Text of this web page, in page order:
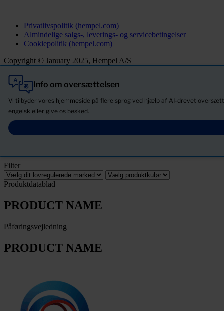
Privatlivspolitik (hempel.com)
Almindelige salgs-, leverings- og servicebetingelser
Cookiepolitik (hempel.com)
Copyright © January 2025, Hempel A/S
Info om oversættelsen
Vi tilbyder vores hjemmeside på flere sprog ved hjælp af AI-drevet
engelsk eller give os besked.
Alle
Produkter
Nyheder
Download Sikkerhedsdatablade
Filter
Produktdatablad
PRODUCT NAME
Påføringsvejledning
PRODUCT NAME